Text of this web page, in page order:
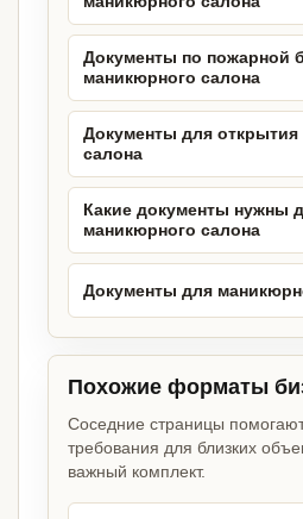
Документы по пожарной
маникюрного салона
Документы для открытия
салона
Какие документы нужны
маникюрного салона
Документы для
Похожие форматы
Соседние страницы
требования для близких
важный комплект.